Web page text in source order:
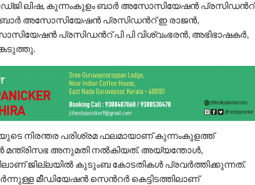
ലിഷ, കുന്നംകുളം ബാർ അസോസിയേഷൻ പ്രസിഡൻറ്
ബാർ അസോസിയേഷൻ പ്രസിഡൻറ് ഇ രാജൻ,
പ്രസിഡൻറ് പി പി വിശ്വംഭരൻ, അഭിഭാഷകർ,
നിരന്തര പരിശ്രമ ഫലമായാണ് കുന്നംകുളത്ത്
മന്ത്രിസഭ അനുമതി നൽകിയത്. അയ്യന്തോൾ,
ജില്ലയിൽ കുടുംബ കോടതികൾ പ്രവർത്തിക്കുന്നത്.
മീഡിയേഷൻ സെൻറർ കെട്ടിടത്തിലാണ്